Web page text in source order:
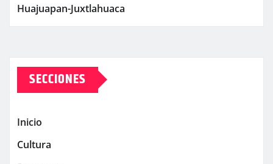
Huajuapan-Juxtlahuaca
SECCIONES
Inicio
Cultura